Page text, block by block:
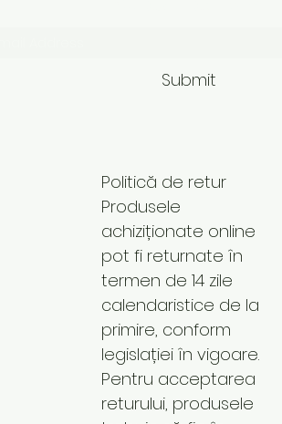
Submit
Politică de retur
Produsele
achiziționate online
pot fi returnate în
termen de 14 zile
calendaristice de la
primire, conform
legislației în vigoare.
Pentru acceptarea
returului, produsele